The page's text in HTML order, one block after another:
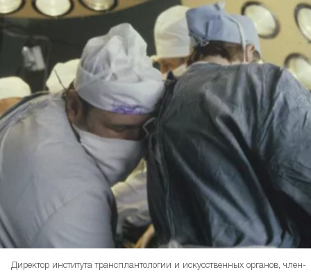
Директор института трансплантологии и искусственных органов, член-